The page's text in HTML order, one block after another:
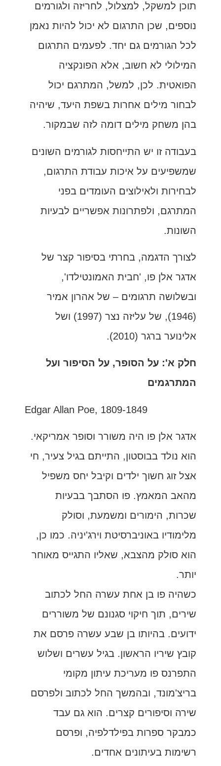
תוכן למשקל, למצלול, לחריזה ולגורמים
נוספים, שכן התרגום לא יכול להיות נאמן
לכל הגורמים גם יחד. לפעמים התרגום
המילולי לא חשוב, אלא הפונקציה
הפואטית. לכן, למשל, המתרגם יכול
לבחור מילים אחרות בשפת היעד, שיהיה
בהן משחק מילים דומה לזה שבמקור.
בעבודה זו יש התייחסות לגורמים השונים
שמשפיעים על איכות עבודת התרגום,
לבחירות ולאילוצים העומדים בפני
המתרגם, ולפתרונות אפשריים לבעיות
השונות.
לצורך הדגמה, בחרתי בסיפור קצר של
אדגר אלן פו, 'חבית האמונטילדו',
ובשלושה תרגומים – של אהרון אמיר
(1946), של עליזה נצר (1997) ושל
אלינוער ברגר (2010).
חלק א': על הסופר, על הסיפור ועל
המתרגמים
Edgar Allan Poe, 1809-1849
אדגר אלן פו היה משורר וסופר אמריקאי.
הוא נולד בבוסטון, התייתם בגיל צעיר, חי
אצל זוג חשוך ילדים וקיבל יחס משפיל
מהאב המאמץ. פו הסתבך בבעיות
שכרות, הימורים ומשמעת, וסולק
מלימודיו באוניברסיטת וירג'יניה. כמו כן,
הוא סולק מהצבא, שאליו התגייס מאוחר
יותר.
כשהיה פו בן אחת עשרה החל לכתוב
שירים, תוך חיקוי סגנונם של משוררים
ידועים. בהיותו בן שבע עשרה פרסם את
קובץ שיריו הראשון. בגיל עשרים ושלוש
התפרנס פו מעריכת עיתון מקומי
בריצ'מונד, ובהמשך החל לכתוב ולפרסם
שירה וסיפורים קצרים. הוא גם עבד
כמבקר ספרות בפילדלפיה, ופרסם
רשימות בעיתונים אחדים.